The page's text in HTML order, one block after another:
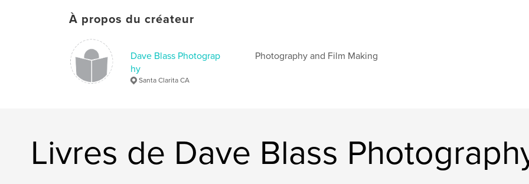
À propos du créateur
Dave Blass Photograp
hy
Santa Clarita CA
Photography and Film Making
Livres de Dave Blass